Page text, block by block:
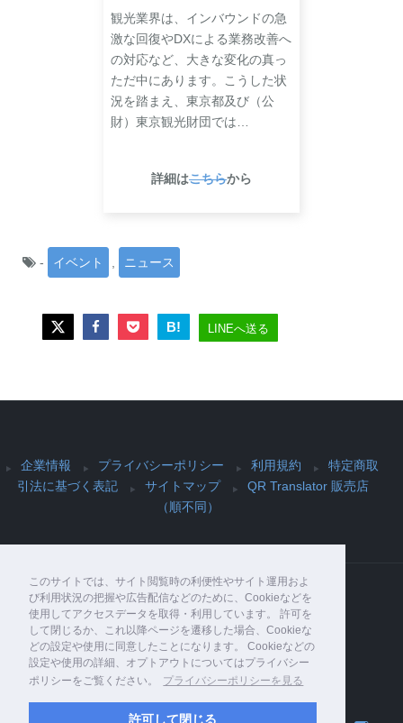
このサイトでは、サイト閲覧時の利便性やサイト運用およ
び利用状況の把握や広告配信などのために、Cookieなどを
使用してアクセスデータを取得・利用しています。 許可を
して閉じるか、これ以降ページを遷移した場合、Cookieな
どの設定や使用に同意したことになります。 Cookieなどの
設定や使用の詳細、オプトアウトについてはプライバシー
ポリシーをご覧ください。
プライバシーポリシーを見る
許可して閉じる
観光業界は、インバウンドの急
激な回復やDXによる業務改善へ
の対応など、大きな変化の真っ
ただ中にあります。こうした状
況を踏まえ、東京都及び（公
財）東京観光財団では…
詳細はこちらから
- イベント ニュース
B! LINEへ送る
企業情報 プライバシーポリシー 利用規約
特定商取
引法に基づく表記
サイトマップ
QR Translator 販売店
（順不同）
Copyright© PIJIN Co., Ltd. , 2026 All Rights
Reserved.